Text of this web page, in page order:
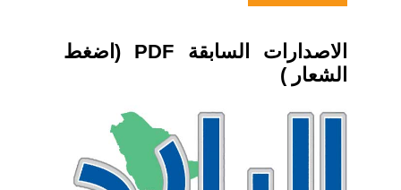
الاصدارات السابقة PDF (اضغط
الشعار )